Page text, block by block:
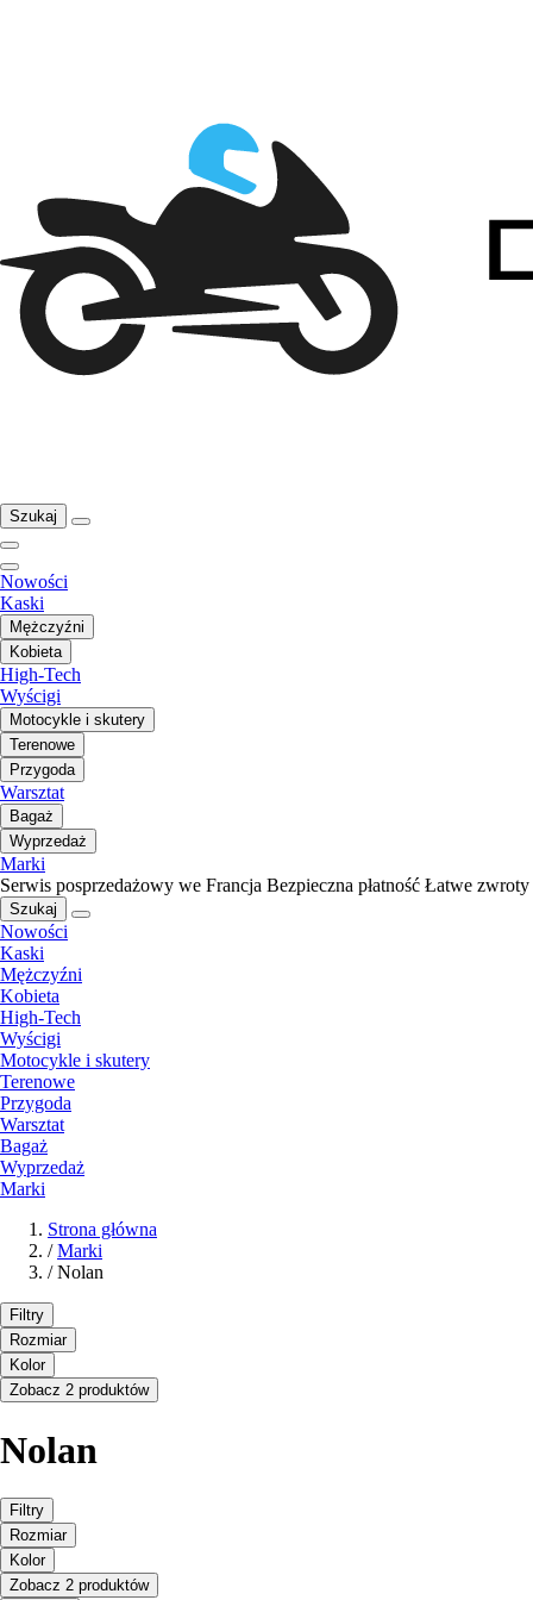
Szukaj
Nowości
Kaski
Mężczyźni
Kobieta
High-Tech
Wyścigi
Motocykle i skutery
Terenowe
Przygoda
Warsztat
Bagaż
Wyprzedaż
Marki
Serwis posprzedażowy we Francja Bezpieczna płatność Łatwe zwroty
Szukaj
Nowości
Kaski
Mężczyźni
Kobieta
High-Tech
Wyścigi
Motocykle i skutery
Terenowe
Przygoda
Warsztat
Bagaż
Wyprzedaż
Marki
Strona główna
/ Marki
/ Nolan
Filtry
Rozmiar
Kolor
Zobacz 2 produktów
Nolan
Filtry
Rozmiar
Kolor
Zobacz 2 produktów